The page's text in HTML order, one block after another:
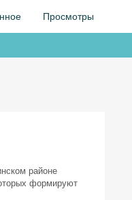
Просмотры
районе
формируют